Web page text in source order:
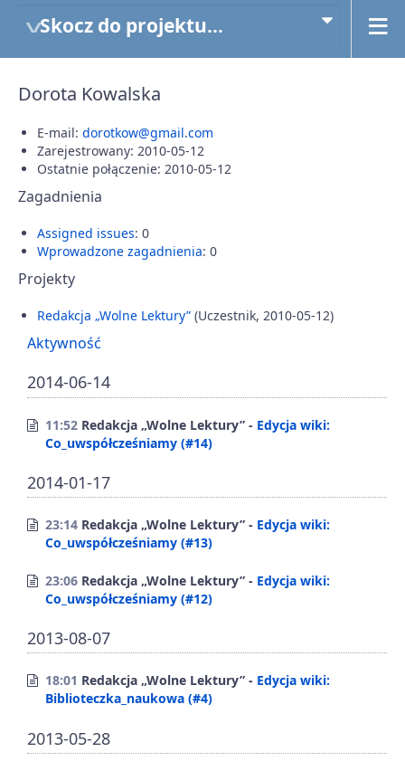
Skocz do projektu...
Dorota Kowalska
E-mail: dorotkow@gmail.com
Zarejestrowany: 2010-05-12
Ostatnie połączenie: 2010-05-12
Zagadnienia
Assigned issues: 0
Wprowadzone zagadnienia: 0
Projekty
Redakcja „Wolne Lektury” (Uczestnik, 2010-05-12)
Aktywność
2014-06-14
11:52 Redakcja „Wolne Lektury”
Edycja wiki:
Co_uwspółcześniamy (#14)
2014-01-17
23:14 Redakcja „Wolne Lektury”
Edycja wiki:
Co_uwspółcześniamy (#13)
23:06 Redakcja „Wolne Lektury”
Edycja wiki:
Co_uwspółcześniamy (#12)
2013-08-07
18:01 Redakcja „Wolne Lektury”
Edycja wiki:
Biblioteczka_naukowa (#4)
2013-05-28